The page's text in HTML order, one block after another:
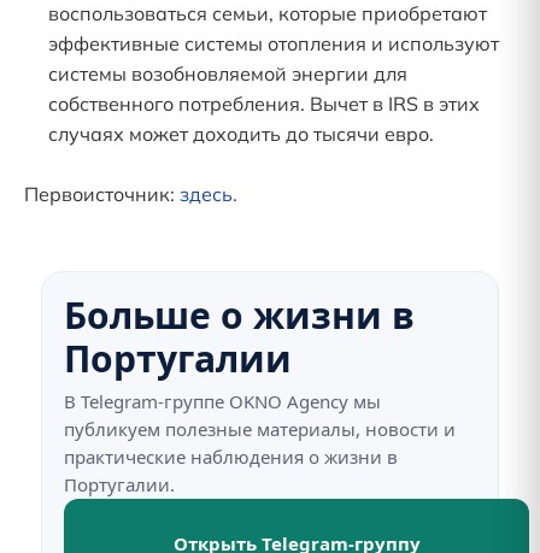
воспользоваться семьи, которые приобретают
эффективные системы отопления и используют
системы возобновляемой энергии для
собственного потребления. Вычет в IRS в этих
случаях может доходить до тысячи евро.
Первоисточник: здесь.
Больше о жизни в
Португалии
В Telegram-группе OKNO Agency мы
публикуем полезные материалы, новости и
практические наблюдения о жизни в
Португалии.
Открыть Telegram-группу